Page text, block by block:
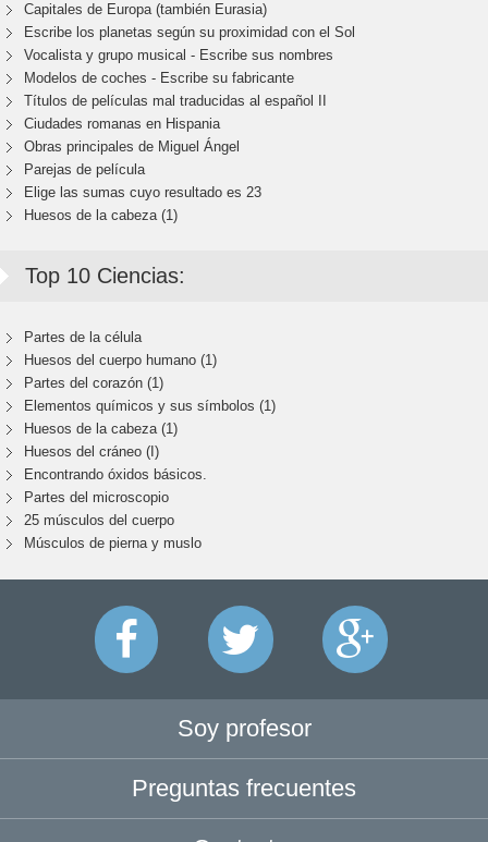
Capitales de Europa (también Eurasia)
Escribe los planetas según su proximidad con el Sol
Vocalista y grupo musical - Escribe sus nombres
Modelos de coches - Escribe su fabricante
Títulos de películas mal traducidas al español II
Ciudades romanas en Hispania
Obras principales de Miguel Ángel
Parejas de película
Elige las sumas cuyo resultado es 23
Huesos de la cabeza (1)
Top 10 Ciencias:
Partes de la célula
Huesos del cuerpo humano (1)
Partes del corazón (1)
Elementos químicos y sus símbolos (1)
Huesos de la cabeza (1)
Huesos del cráneo (I)
Encontrando óxidos básicos.
Partes del microscopio
25 músculos del cuerpo
Músculos de pierna y muslo
Soy profesor
Preguntas frecuentes